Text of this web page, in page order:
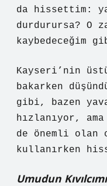
da hissettim:
durdurursa? O
kaybedeceğim
Kayseri’nin
bakarken
gibi, bazen
hızlanıyor,
de önemli olan
kullanırken
Umudun Kıvılcımı